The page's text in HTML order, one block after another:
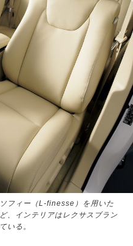
フィー（L-finesse）を用いた
、インテリアはレクサスブラン
いる。